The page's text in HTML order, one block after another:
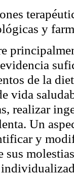
y
de la
vida
realizar
Un
y
sus